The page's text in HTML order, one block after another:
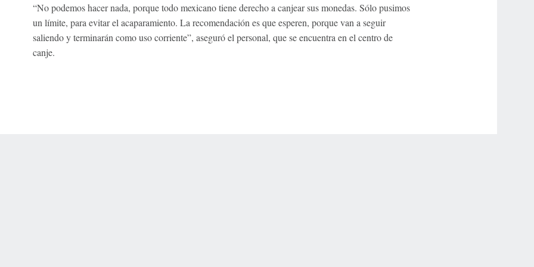
“No podemos hacer nada, porque todo mexicano tiene derecho a canjear sus monedas. Sólo pusimos
un límite, para evitar el acaparamiento. La recomendación es que esperen, porque van a seguir
saliendo y terminarán como uso corriente”, aseguró el personal, que se encuentra en el centro de
canje.